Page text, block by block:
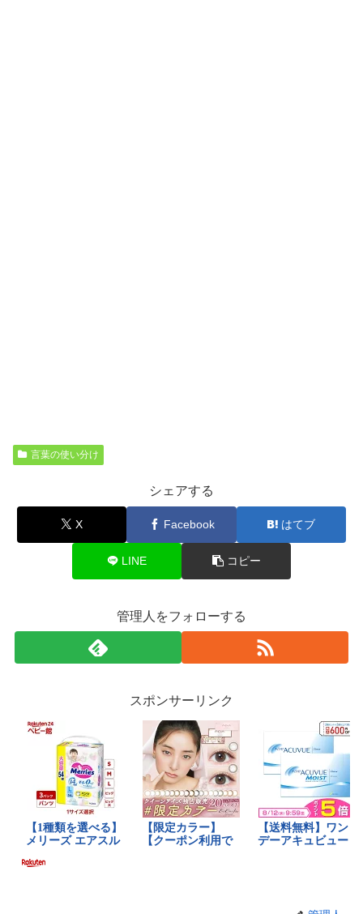
言葉の使い分け
シェアする
X Facebook はてブ
LINE コピー
管理人をフォローする
スポンサーリンク